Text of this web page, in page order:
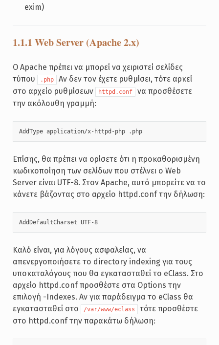
exim)
1.1.1 Web Server (Apache 2.x)
Ο Apache πρέπει να μπορεί να χειριστεί σελίδες
τύπου
.php
Αν δεν τον έχετε ρυθμίσει, τότε αρκεί
στο αρχείο ρυθμίσεων
httpd.conf
να προσθέσετε
την ακόλουθη γραμμή:
AddType application/x-httpd-php .php
Επίσης, θα πρέπει να ορίσετε ότι η προκαθορισμένη
κωδικοποίηση των σελίδων που στέλνει ο Web
Server είναι UTF-8. Στον Apache, αυτό μπορείτε να το
κάνετε βάζοντας στο αρχείο httpd.conf την δήλωση:
AddDefaultCharset UTF-8
Καλό είναι, για λόγους ασφαλείας, να
απενεργοποιήσετε το directory indexing για τους
υποκαταλόγους που θα εγκατασταθεί το eClass. Στο
αρχείο httpd.conf προσθέστε στα Options την
επιλογή -Indexes. Αν για παράδειγμα το eClass θα
εγκατασταθεί στο
/var/www/eclass
τότε προσθέστε
στο httpd.conf την παρακάτω δήλωση: